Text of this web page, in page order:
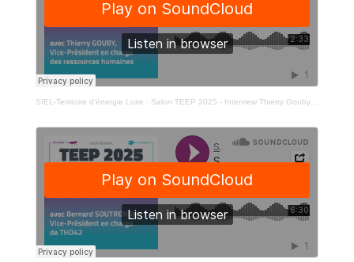
SIEL-Territoire d'énergie Loire · Salon TEEP 2025 - Interview Thierry Gouby - Vice-Président en charge des ressources humaines